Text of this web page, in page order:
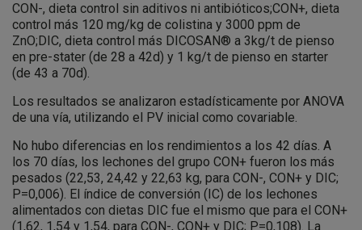
CON-, dieta control sin aditivos ni antibióticos;CON+, dieta
control más 120 mg/kg de colistina y 3000 ppm de
ZnO;DIC, dieta control más DICOSAN® a 3kg/t de pienso
en pre-stater (de 28 a 42d) y 1 kg/t de pienso en starter
(de 43 a 70d).
Los resultados se analizaron estadísticamente por ANOVA
de una vía, utilizando el PV inicial como covariable.
No hubo diferencias en los rendimientos a los 42 días. A
los 70 días, los lechones del grupo CON+ fueron los más
pesados ​​(22,53, 24,42 y 22,63 kg, para CON-, CON+ y DIC;
P=0,006). El índice de conversión (IC) de los lechones
alimentados con dietas DIC fue el mismo que para el CON+
(1,62, 1,54 y 1,54, para CON-, CON+ y DIC; P=0,108). La